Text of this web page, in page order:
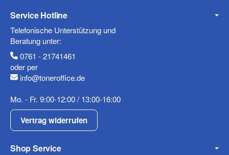
Mobiltelefon
Service Hotline
Telefonische Unterstützung und
Beratung unter:
0761 - 21741461
oder per
info@toneroffice.de
Mo. - Fr. 9:00-12:00 / 13:00-16:00
Vertrag widerrufen
Shop Service